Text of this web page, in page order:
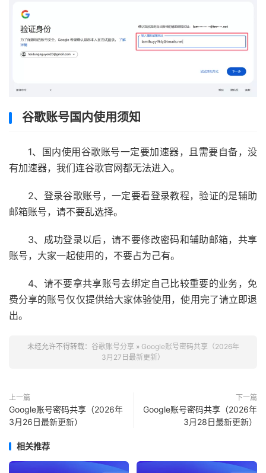
谷歌账号国内使用须知
1、国内使用谷歌账号一定要加速器，且需要自备，没
有加速器，我们连谷歌官网都无法进入。
2、登录谷歌账号，一定要看登录教程，验证的是辅助
邮箱账号，请不要乱选择。
3、成功登录以后，请不要修改密码和辅助邮箱，共享
账号，大家一起使用的，不要占为己有。
4、请不要拿共享账号去绑定自己比较重要的业务，免
费分享的账号仅仅提供给大家体验使用，使用完了请立即退
出。
未经允许不得转载： 谷歌账号分享 » Google账号密码共享（2026年
3月27日最新更新）
上一篇
Google账号密码共享（2026年
3月26日最新更新）
下一篇
Google账号密码共享（2026年
3月28日最新更新）
相关推荐